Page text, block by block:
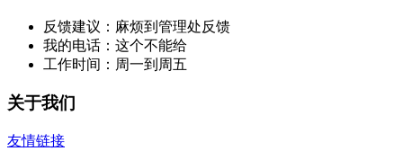
反馈建议：麻烦到管理处反馈
我的电话：这个不能给
工作时间：周一到周五
关于我们
友情链接